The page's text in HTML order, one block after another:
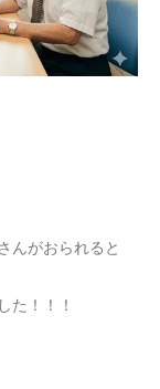
んがおられると
た！！！